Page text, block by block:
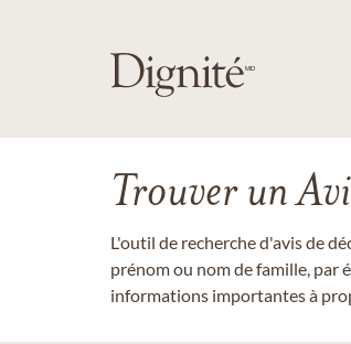
Trouver un
L'outil de recherche d'avis de
prénom ou nom de famille, par
informations importantes à